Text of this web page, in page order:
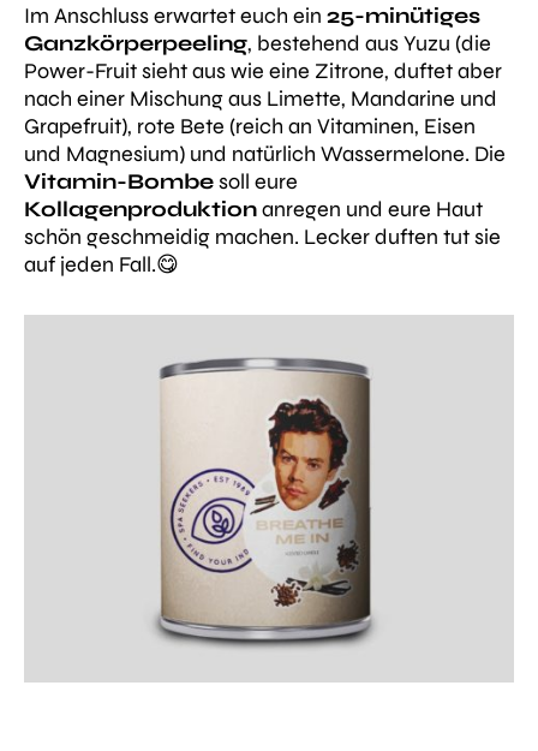
Im Anschluss erwartet euch ein 25-minütiges
Ganzkörperpeeling, bestehend aus Yuzu (die
Power-Fruit sieht aus wie eine Zitrone, duftet aber
nach einer Mischung aus Limette, Mandarine und
Grapefruit), rote Bete (reich an Vitaminen, Eisen
und Magnesium) und natürlich Wassermelone. Die
Vitamin-Bombesoll eure
Kollagenproduktionanregen und eure Haut
schön geschmeidig machen. Lecker duften tut sie
auf jeden Fall.😋